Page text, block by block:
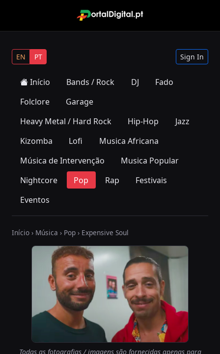
EN PT Sign In
Início Bands / Rock DJ
Fado
Folclore
Garage
Heavy Metal / Hard Rock
Hip-Hop
Jazz
Kizomba
Lofi
Musica Africana
Música de Intervenção
Musica Popular
Nightcore
Pop Rap
Festivais
Eventos
Início › Música › Pop › Expensive Soul
Todas as fotografias / imagens são fornecidas apenas para